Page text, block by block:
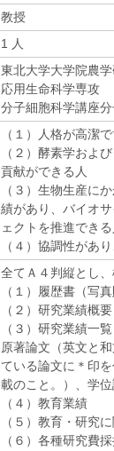
教授
1 人
東北大学大学院農
応用生命科学専攻
分子細胞科学講座
（１）人格が高潔
（２）酵素学およ
貢献ができる人
（３）生物生産に
績があり、バイオ
ェクトを推進できる
（４）協調性があ
全てＡ４判縦とし、
（１）履歴書（写
（２）研究業績概
（３）研究業績一
原著論文（英文と
ている論文に＊印
載のこと。）、学
（４）教育業績
（５）教育・研究
（６）各種研究費